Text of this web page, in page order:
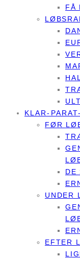
FÅ
KLAR-
FØR
DE
UNDER
EFTER